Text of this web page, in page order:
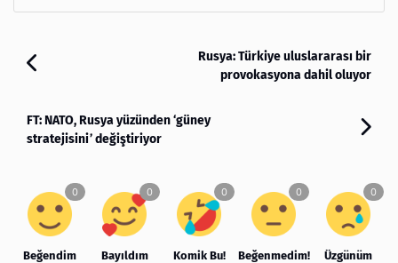
Rusya: Türkiye uluslararası bir
provokasyona dahil oluyor
FT: NATO, Rusya yüzünden ‘güney
stratejisini’ değiştiriyor
Beğendim Bayıldım Komik Bu! Beğenmedim! Üzgünüm